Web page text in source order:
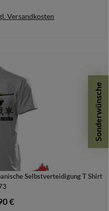
Versandkosten
Selbstverteidigung T Shirt
Preis:
€
Sonderwünsche